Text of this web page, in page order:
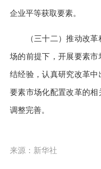
企业平等获取要素。
（三十二）推动改革
场的前提下，开展要素
结经验，认真研究改革
要素市场化配置改革的
调整完善。
来源：新华社